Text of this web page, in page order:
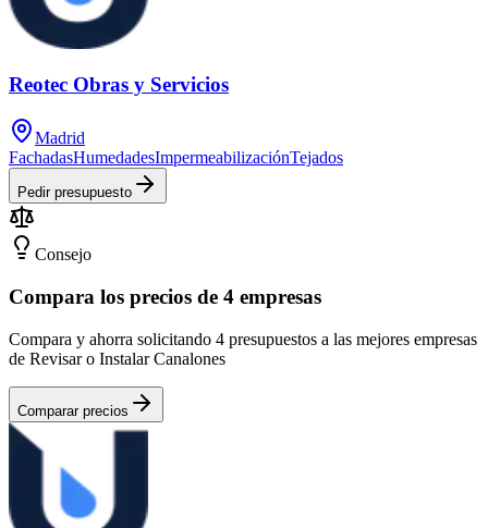
Reotec Obras y Servicios
Madrid
FachadasHumedadesImpermeabilizaciónTejados
Pedir presupuesto
Consejo
Compara los precios de 4 empresas
Compara y ahorra solicitando 4 presupuestos a las mejores empresas
de Revisar o Instalar Canalones
Comparar precios